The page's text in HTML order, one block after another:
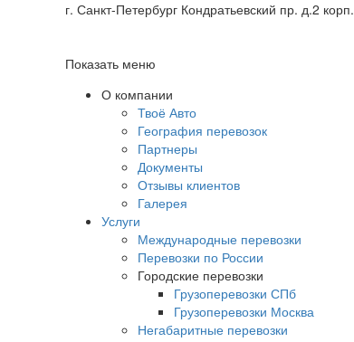
г. Санкт-Петербург Кондратьевский пр. д.2 корп.
Показать меню
О компании
Твоё Авто
География перевозок
Партнеры
Документы
Отзывы клиентов
Галерея
Услуги
Международные перевозки
Перевозки по России
Городские перевозки
Грузоперевозки СПб
Грузоперевозки Москва
Негабаритные перевозки